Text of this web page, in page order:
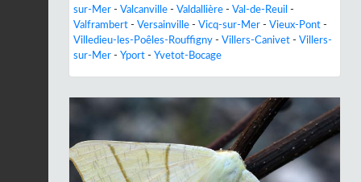
sur-Mer - Valcanville - Valdallière - Val-de-Reuil -
Valframbert - Versainville - Vicq-sur-Mer - Vieux-Pont -
Villedieu-les-Poêles-Rouffigny - Villers-Canivet - Villers-
sur-Mer - Yport - Yvetot-Bocage